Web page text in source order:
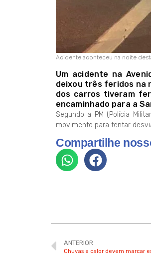
Acidente aconteceu na noite
Um acidente na
deixou três feridos na
dos carros tiveram
encaminhado para a
Segundo a PM (Polícia
movimento para tentar
Compartilhe
ANTERIOR
Chuvas e calor devem marcar